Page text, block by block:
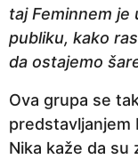
taj Feminnem je
publiku, kako
da ostajemo
Ova grupa se
predstavljanjem
Nika kaže da su